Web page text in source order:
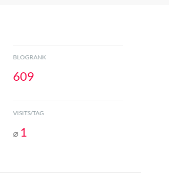
BLOGRANK
609
VISITS/TAG
⌀ 1